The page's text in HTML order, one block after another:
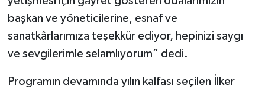
başkan ve yöneticilerine, esnaf ve
sanatkârlarımıza teşekkür ediyor, hepinizi saygı
ve sevgilerimle selamlıyorum” dedi.
Programın devamında yılın kalfası seçilen İlker